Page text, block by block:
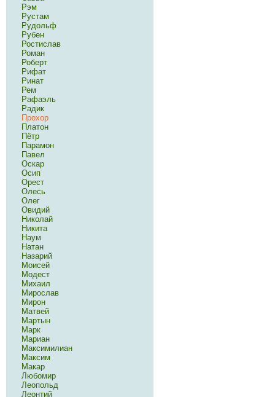
Рэм
Рустам
Рудольф
Рубен
Ростислав
Роман
Роберт
Рифат
Ринат
Рем
Рафаэль
Радик
Прохор
Платон
Пётр
Парамон
Павел
Оскар
Осип
Орест
Олесь
Олег
Овидий
Николай
Никита
Наум
Натан
Назарий
Моисей
Модест
Михаил
Мирослав
Мирон
Матвей
Мартын
Марк
Мариан
Максимилиан
Максим
Макар
Любомир
Леопольд
Леонтий